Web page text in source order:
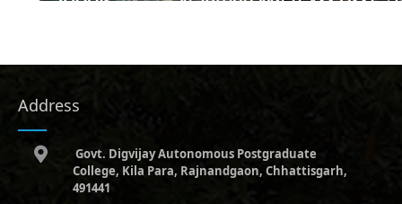
Address
Govt. Digvijay Autonomous Postgraduate
College, Kila Para, Rajnandgaon, Chhattisgarh,
491441